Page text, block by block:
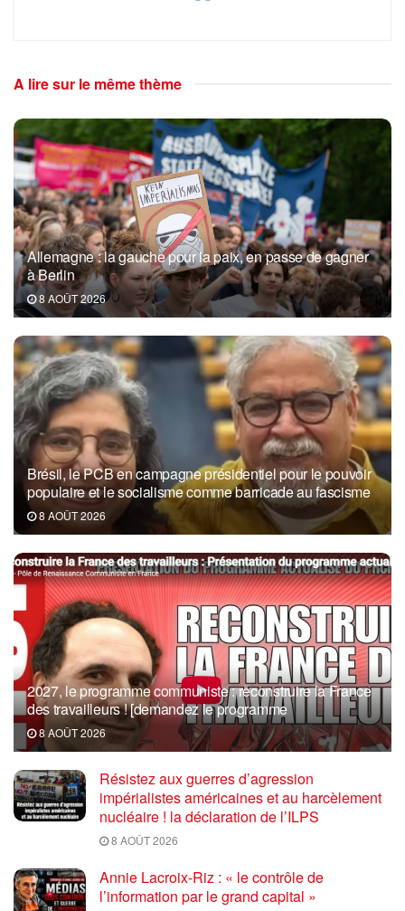
A lire sur le même thème
Allemagne : la gauche pour la paix, en passe de gagner
à Berlin
8 AOÛT 2026
Brésil, le PCB en campagne présidentiel pour le pouvoir
populaire et le socialisme comme barricade au fascisme
8 AOÛT 2026
2027, le programme communiste : reconstruire la France
des travailleurs ! [demandez le programme
8 AOÛT 2026
Résistez aux guerres d’agression
impérialistes américaines et au harcèlement
nucléaire ! la déclaration de l’ILPS
8 AOÛT 2026
Annie Lacroix-Riz : « le contrôle de
l’information par le grand capital »